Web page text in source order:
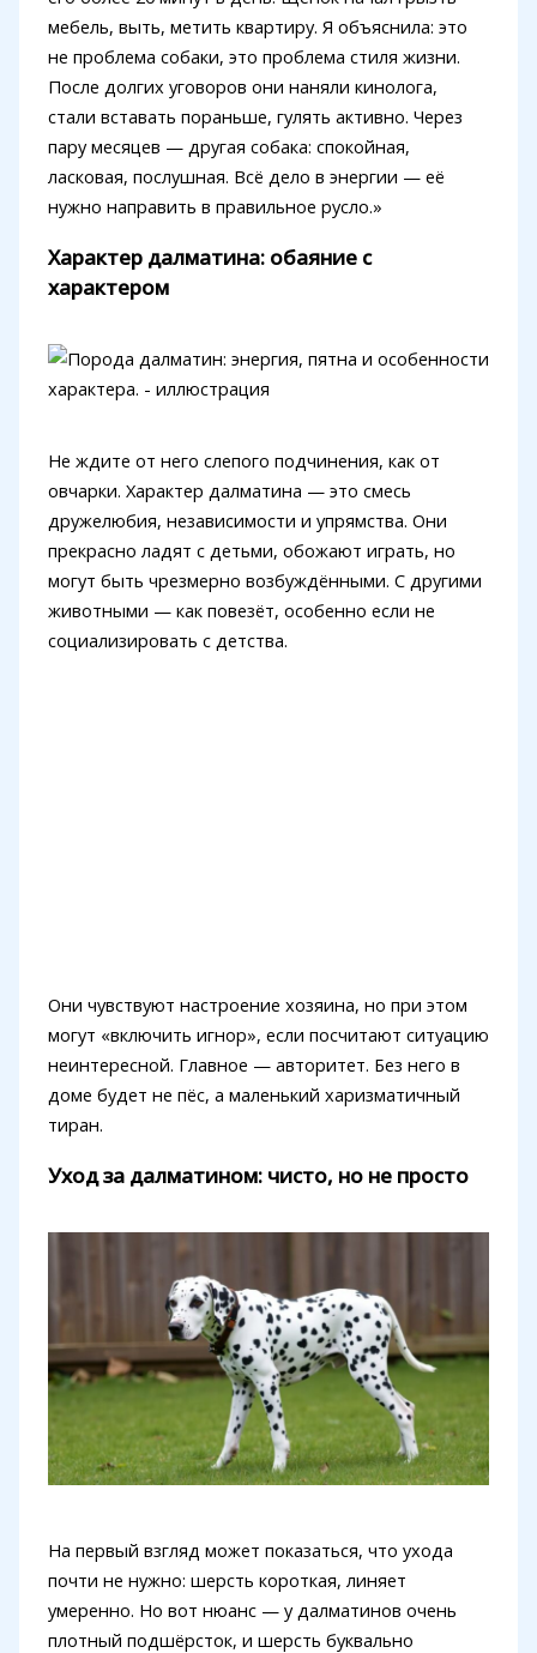
мебель, выть, метить квартиру. Я объяснила: это
не проблема собаки, это проблема стиля жизни.
После долгих уговоров они наняли кинолога,
стали вставать пораньше, гулять активно. Через
пару месяцев — другая собака: спокойная,
ласковая, послушная. Всё дело в энергии — её
нужно направить в правильное русло.»
Характер далматина: обаяние с
характером
Не ждите от него слепого подчинения, как от
овчарки. Характер далматина — это смесь
дружелюбия, независимости и упрямства. Они
прекрасно ладят с детьми, обожают играть, но
могут быть чрезмерно возбуждёнными. С другими
животными — как повезёт, особенно если не
социализировать с детства.
Они чувствуют настроение хозяина, но при этом
могут «включить игнор», если посчитают ситуацию
неинтересной. Главное — авторитет. Без него в
доме будет не пёс, а маленький харизматичный
тиран.
Уход за далматином: чисто, но не просто
На первый взгляд может показаться, что ухода
почти не нужно: шерсть короткая, линяет
умеренно. Но вот нюанс — у далматинов очень
плотный подшёрсток, и шерсть буквально